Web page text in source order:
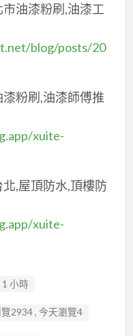
油漆粉刷,油漆工
blog/posts/20
粉刷,油漆師傅推
xuite-
,屋頂防水,頂樓防
xuite-
1 小時
2934 , 今天瀏覽4